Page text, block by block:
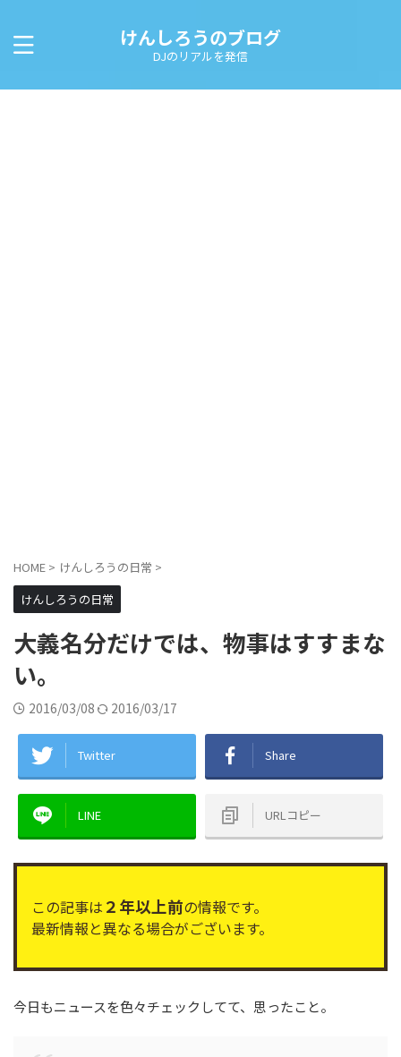
けんしろうのブログ
DJのリアルを発信
HOME > けんしろうの日常 >
けんしろうの日常
大義名分だけでは、物事はすすまな
い。
2016/03/08 2016/03/17
Twitter Share
LINE URLコピー
この記事は ２年以上前の情報です。
最新情報と異なる場合がございます。
今日もニュースを色々チェックしてて、思ったこと。